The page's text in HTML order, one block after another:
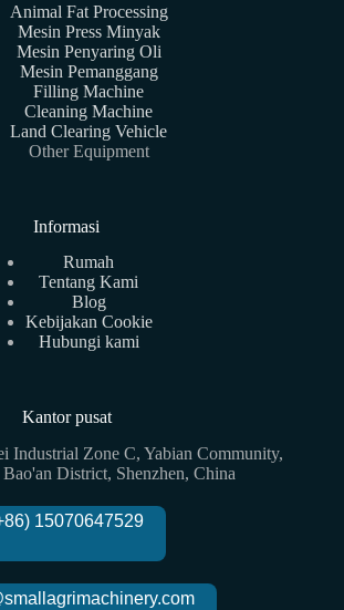
Animal Fat Processing
Mesin Press Minyak
Mesin Penyaring Oli
Mesin Pemanggang
Filling Machine
Cleaning Machine
Land Clearing Vehicle
Other Equipment
Informasi
Rumah
Tentang Kami
Blog
Kebijakan Cookie
Hubungi kami
Kantor pusat
Industrial Zone C, Yabian Community,
District, Shenzhen, China
15070647529